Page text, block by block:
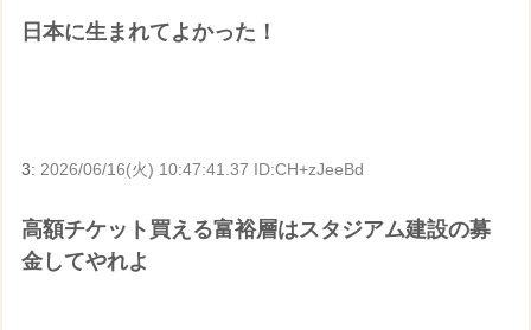
日本に生まれてよかった！
3: 2026/06/16(火) 10:47:41.37 ID:CH+zJeeBd
高額チケット買える富裕層はスタジアム建設の募
金してやれよ